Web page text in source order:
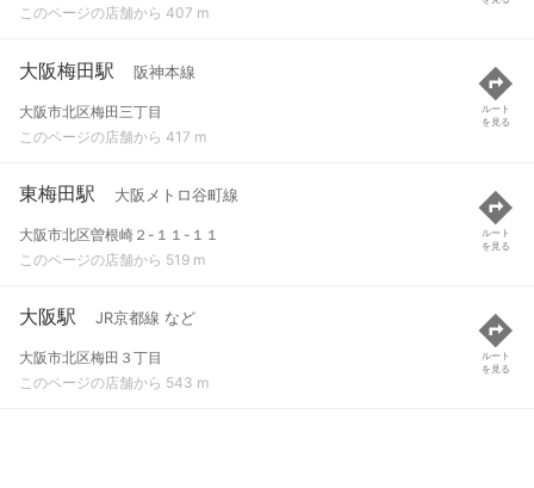
このページの店舗から 407 m
大阪梅田駅 阪神本線
大阪市北区梅田三丁目
このページの店舗から 417 m
ルート
を見る
東梅田駅 大阪メトロ谷町線
大阪市北区曽根崎２-１１-１１
このページの店舗から 519 m
ルート
を見る
大阪駅 JR京都線 など
大阪市北区梅田３丁目
このページの店舗から 543 m
ルート
を見る